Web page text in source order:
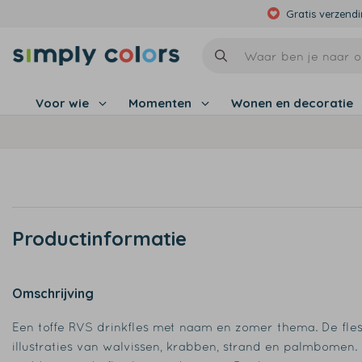
Gratis
Voor wie Momenten Wonen en decoratie
Productinformatie
Omschrijving
Een toffe RVS drinkfles met naam en zomer thema. De
illustraties van walvissen, krabben, strand en palmbomen.